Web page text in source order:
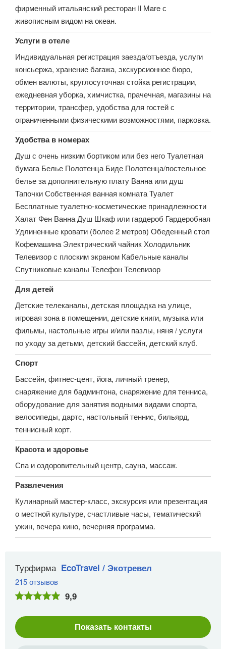
фирменный итальянский ресторан Il Mare с
живописным видом на океан.
Услуги в отеле
Индивидуальная регистрация заезда/отъезда, услуги
консьержа, хранение багажа, экскурсионное бюро,
обмен валюты, круглосуточная стойка регистрации,
ежедневная уборка, химчистка, прачечная, магазины на
территории, трансфер, удобства для гостей с
ограниченными физическими возможностями, парковка.
Удобства в номерах
Душ с очень низким бортиком или без него Туалетная
бумага Белье Полотенца Биде Полотенца/постельное
белье за дополнительную плату Ванна или душ
Тапочки Собственная ванная комната Туалет
Бесплатные туалетно-косметические принадлежности
Халат Фен Ванна Душ Шкаф или гардероб Гардеробная
Удлиненные кровати (более 2 метров) Обеденный стол
Кофемашина Электрический чайник Холодильник
Телевизор с плоским экраном Кабельные каналы
Спутниковые каналы Телефон Телевизор
Для детей
Детские телеканалы, детская площадка на улице,
игровая зона в помещении, детские книги, музыка или
фильмы, настольные игры и/или пазлы, няня / услуги
по уходу за детьми, детский бассейн, детский клуб.
Спорт
Бассейн, фитнес-цент, йога, личный тренер,
снаряжение для бадминтона, снаряжение для тенниса,
оборудование для занятия водными видами спорта,
велосипеды, дартс, настольный теннис, бильярд,
теннисный корт.
Красота и здоровье
Спа и оздоровительный центр, сауна, массаж.
Развлечения
Кулинарный мастер-класс, экскурсия или презентация
о местной культуре, счастливые часы, тематический
ужин, вечера кино, вечерняя программа.
Турфирма EcoTravel / Экотревел
215 отзывов
9,9
Показать контакты